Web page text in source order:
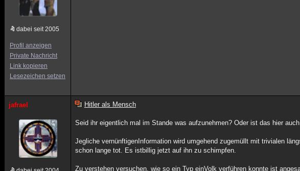
dabei seit 2005
Profil anzeigen
Private Nachricht
Link kopieren
Lesezeichen setzen
jafrael Hitler als Mensch
Seid ihr eigentlich mal im Stande was aufzunehmen? Oder ist das hier
Jegliche vernünftigenInformation wird umgehend zugemüllt mit trivialen
schon lange tot. Es istbillig jetzt auf ihn zu schimpfen.
Zu verstehen versuchen, wie so ein Typ einVolk verführen konnte ist